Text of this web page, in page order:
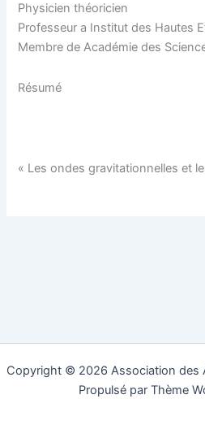
Physicien théoricien
Professeur a Institut des Hautes
Membre de Académie des
Résumé
« Les ondes gravitationnelles et
Copyright © 2026 Association des
Propulsé par Thème